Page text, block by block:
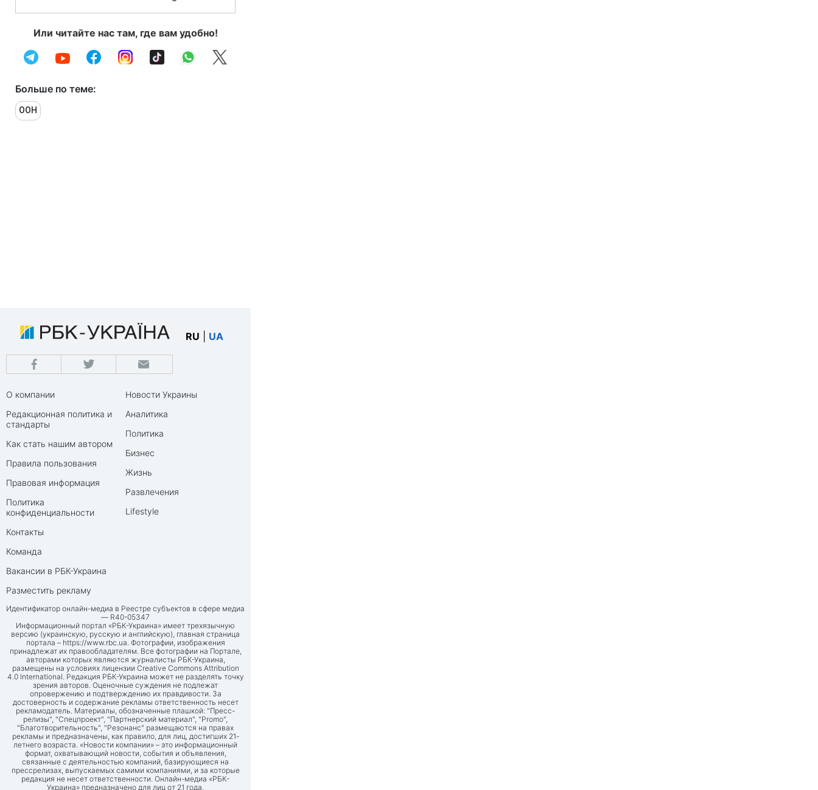
Или читайте нас там, где вам удобно!
Больше по теме:
ООН
RU UA
О компании
Редакционная политика и
стандарты
Как стать нашим автором
Правила пользования
Правовая информация
Политика
конфиденциальности
Контакты
Команда
Вакансии в РБК-Украина
Разместить рекламу
Новости Украины
Аналитика
Политика
Бизнес
Жизнь
Развлечения
Lifestyle
Идентификатор онлайн-медиа в Реестре субъектов в сфере медиа
— R40-05347
Информационный портал «РБК-Украина» имеет трехязычную
версию (украинскую, русскую и английскую), главная страница
портала – https://www.rbc.ua. Фотографии, изображения
принадлежат их правообладателям. Все фотографии на Портале,
авторами которых являются журналисты РБК-Украина,
размещены на условиях лицензии Creative Commons Attribution
4.0 International. Редакция РБК-Украина может не разделять точку
зрения авторов. Оценочные суждения не подлежат
опровержению и подтверждению их правдивости. За
достоверность и содержание рекламы ответственность несет
рекламодатель. Материалы, обозначенные плашкой: "Пресс-
релизы", "Спецпроект", "Партнерский материал", "Promo",
"Благотворительность", "Резонанс" размещаются на правах
рекламы и предназначены, как правило, для лиц, достигших 21-
летнего возраста. «Новости компании» – это информационный
формат, охватывающий новости, события и объявления,
связанные с деятельностью компаний, базирующиеся на
прессрелизах, выпускаемых самими компаниями, и за которые
редакция не несет ответственности. Онлайн-медиа «РБК-
Украина» предназначено для лиц от 21 года.